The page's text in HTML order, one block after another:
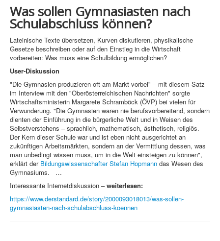
Was sollen Gymnasiasten nach
Schulabschluss können?
Lateinische Texte übersetzen, Kurven diskutieren, physikalische
Gesetze beschreiben oder auf den Einstieg in die Wirtschaft
vorbereiten: Was muss eine Schulbildung ermöglichen?
User-Diskussion
"Die Gymnasien produzieren oft am Markt vorbei" – mit diesem Satz
im Interview mit den "Oberösterreichischen Nachrichten" sorgte
Wirtschaftsministerin Margarete Schramböck (ÖVP) bei vielen für
Verwunderung. "Die Gymnasien waren nie berufsvorbereitend, sondern
dienten der Einführung in die bürgerliche Welt und in Weisen des
Selbstverstehens – sprachlich, mathematisch, ästhetisch, religiös.
Der Kern dieser Schule war und ist eben nicht ausgerichtet an
zukünftigen Arbeitsmärkten, sondern an der Vermittlung dessen, was
man unbedingt wissen muss, um in die Welt einsteigen zu können",
erklärt der Bildungswissenschafter Stefan Hopmann das Wesen des
Gymnasiums. …
Interessante Internetdiskussion –weiterlesen:
https://www.derstandard.de/story/2000093018013/was-sollen-
gymnasiasten-nach-schulabschluss-koennen